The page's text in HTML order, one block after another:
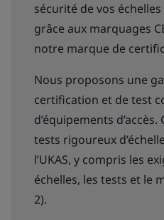
sécurité de vos
grâce aux marquages
notre marque de
Nous proposons une
certification et de test
d’équipements
tests rigoureux
l’UKAS, y compris les
échelles, les tests et le
2).